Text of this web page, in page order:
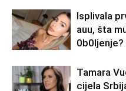
Isplivala
auu, šta
Tamara
cijela